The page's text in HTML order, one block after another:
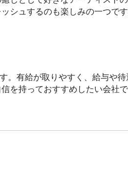
シュするのも楽しみの一つです
。有給が取りやすく、給与や待
を持っておすすめしたい会社で